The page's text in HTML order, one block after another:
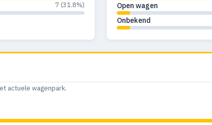
7 (31.8%) Open wagen
Onbekend
actuele wagenpark.